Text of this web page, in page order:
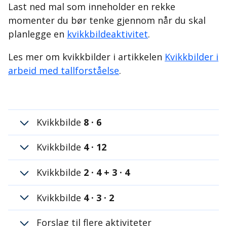
Last ned mal som inneholder en rekke
momenter du bør tenke gjennom når du skal
planlegge en kvikkbildeaktivitet.
Les mer om kvikkbilder i artikkelen Kvikkbilder i
arbeid med tallforståelse.
Kvikkbilde 8 · 6
Kvikkbilde 4 · 12
Kvikkbilde 2 · 4 + 3 · 4
Kvikkbilde 4 · 3 · 2
Forslag til flere aktiviteter